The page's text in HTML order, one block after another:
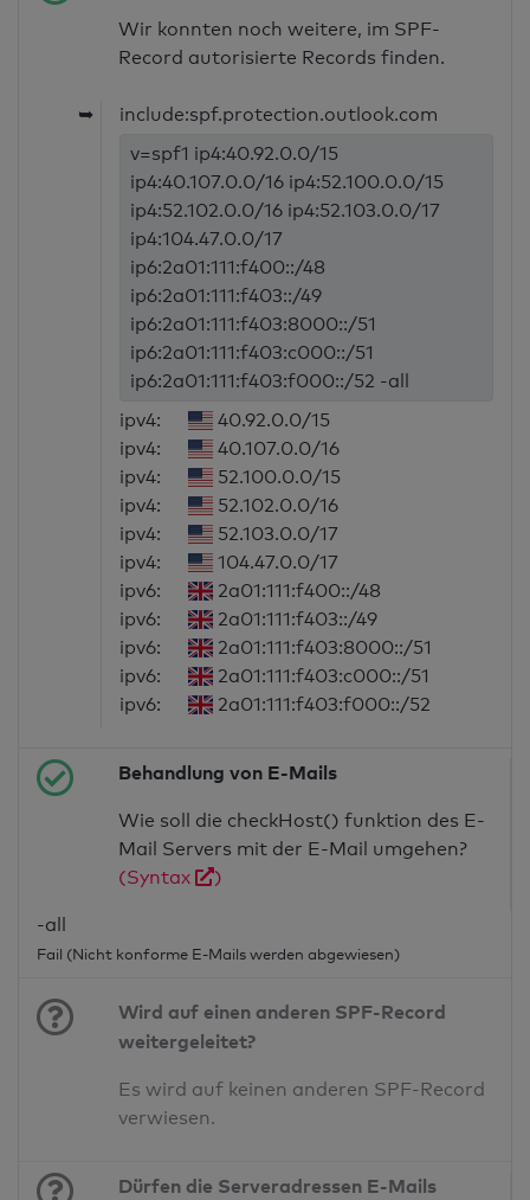
Wir konnten noch weitere, im SPF-
Record autorisierte Records finden.
➥
include:spf.protection.outlook.com
v=spf1 ip4:40.92.0.0/15
ip4:40.107.0.0/16 ip4:52.100.0.0/15
ip4:52.102.0.0/16 ip4:52.103.0.0/17
ip4:104.47.0.0/17
ip6:2a01:111:f400::/48
ip6:2a01:111:f403::/49
ip6:2a01:111:f403:8000::/51
ip6:2a01:111:f403:c000::/51
ip6:2a01:111:f403:f000::/52 -all
ipv4:
40.92.0.0/15
ipv4:
40.107.0.0/16
ipv4:
52.100.0.0/15
ipv4:
52.102.0.0/16
ipv4:
52.103.0.0/17
ipv4:
104.47.0.0/17
ipv6:
2a01:111:f400::/48
ipv6:
2a01:111:f403::/49
ipv6:
2a01:111:f403:8000::/51
ipv6:
2a01:111:f403:c000::/51
ipv6:
2a01:111:f403:f000::/52
Behandlung von E-Mails
Wie soll die checkHost() funktion des E-
Mail Servers mit der E-Mail umgehen?
(Syntax
)
-all
Fail (Nicht konforme E-Mails werden abgewiesen)
Wird auf einen anderen SPF-Record
weitergeleitet?
Es wird auf keinen anderen SPF-Record
verwiesen.
Dürfen die Serveradressen E-Mails